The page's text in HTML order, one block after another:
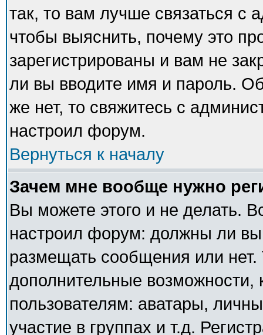
так, то вам лучше связаться с
чтобы выяснить, почему это
зарегистрированы и вам не
ли вы вводите имя и пароль.
же нет, то свяжитесь с
настроил форум.
Вернуться к началу
Зачем мне вообще нужно
Вы можете этого и не делать.
настроил форум: должны ли вы
размещать сообщения или
дополнительные
пользователям: аватары,
участие в группах и т.д.